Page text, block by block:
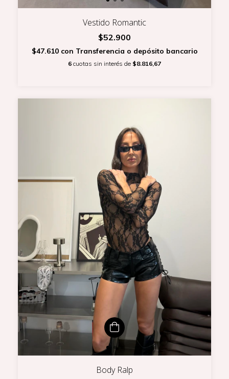
Vestido Romantic
$52.900
$47.610 con Transferencia o depósito bancario
6 cuotas sin interés de $8.816,67
Body Ralp